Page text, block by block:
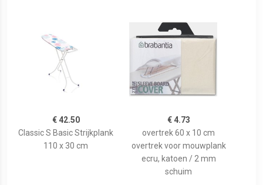
€ 42.50
Classic S Basic Strijkplank
110 x 30 cm
€ 4.73
overtrek 60 x 10 cm
overtrek voor mouwplank
ecru, katoen / 2 mm
schuim